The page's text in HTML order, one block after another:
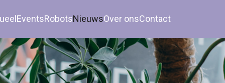
EventsRobotsNieuwsOver onsContact